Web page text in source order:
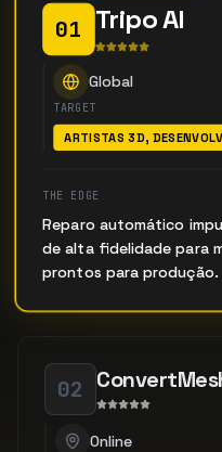
01 Tripo AI
Global
TARGET
ARTISTAS 3D,
THE EDGE
Reparo automático
de alta fidelidade para
prontos para produção.
02
Online